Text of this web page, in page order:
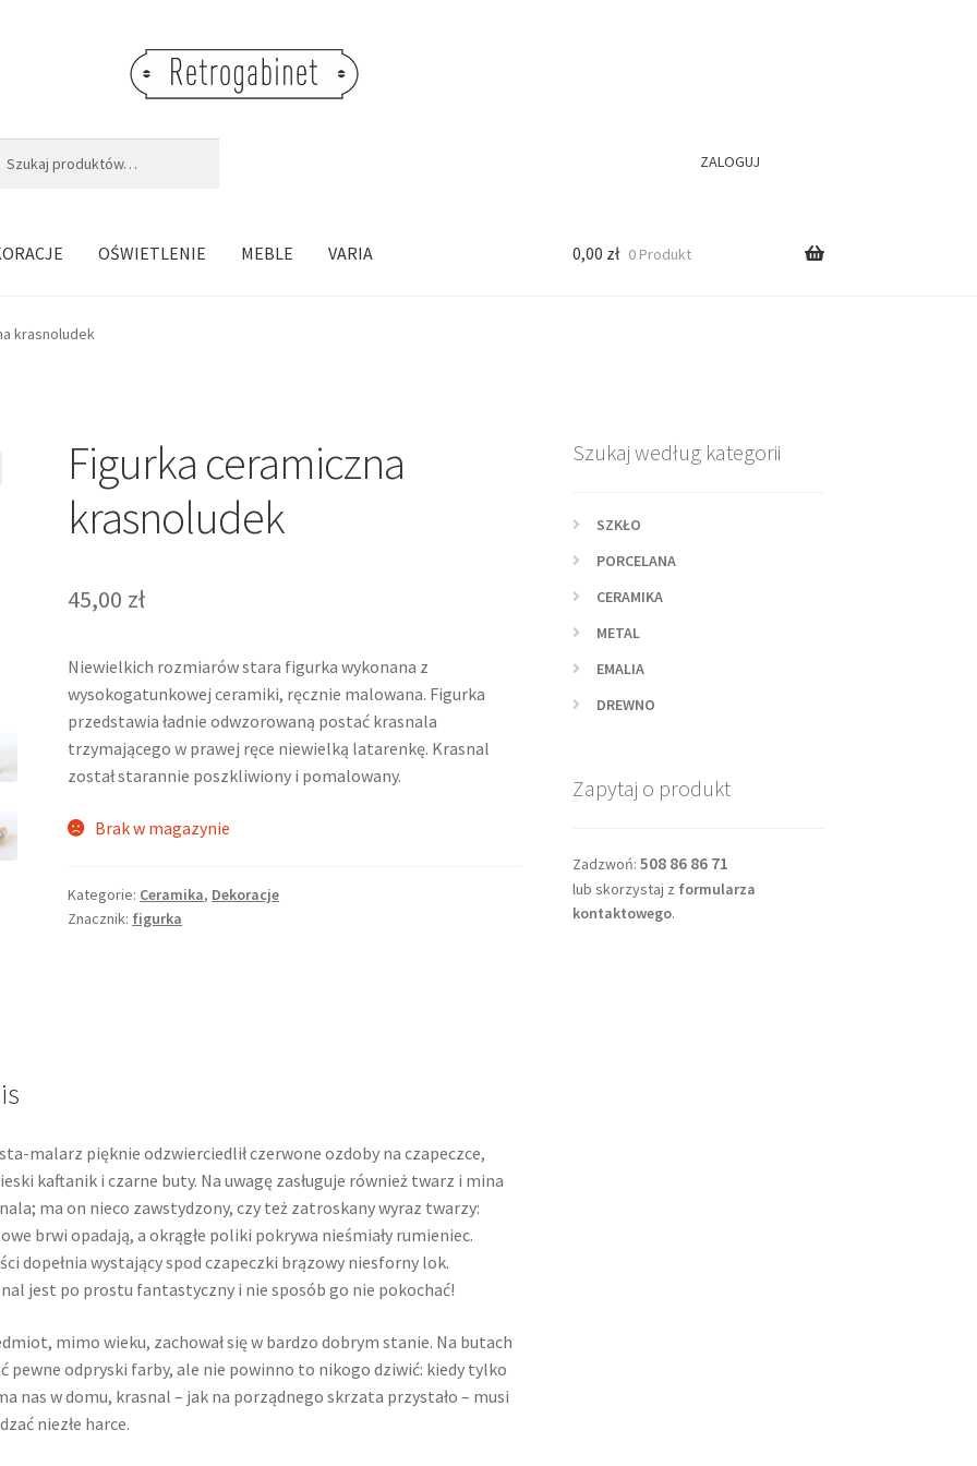
ZALOGUJ
OŚWIETLENIE MEBLE VARIA 0,00 zł 0 Produkt
krasnoludek
Figurka ceramiczna
krasnoludek
45,00 zł
Niewielkich rozmiarów stara figurka wykonana z
wysokogatunkowej ceramiki, ręcznie malowana. Figurka
przedstawia ładnie odwzorowaną postać krasnala
trzymającego w prawej ręce niewielką latarenkę. Krasnal
został starannie poszkliwiony i pomalowany.
Brak w magazynie
Kategorie: Ceramika, Dekoracje
Znacznik: figurka
malarz pięknie odzwierciedlił czerwone ozdoby na czapeczce,
kaftanik i czarne buty. Na uwagę zasługuje również twarz i mina
ma on nieco zawstydzony, czy też zatroskany wyraz twarzy:
brwi opadają, a okrągłe poliki pokrywa nieśmiały rumieniec.
dopełnia wystający spod czapeczki brązowy niesforny lok.
jest po prostu fantastyczny i nie sposób go nie pokochać!
mimo wieku, zachował się w bardzo dobrym stanie. Na butach
pewne odpryski farby, ale nie powinno to nikogo dziwić: kiedy tylko
nas w domu, krasnal – jak na porządnego skrzata przystało – musi
niezłe harce.
Szukaj według kategorii
SZKŁO
PORCELANA
CERAMIKA
METAL
EMALIA
DREWNO
Zapytaj o produkt
Zadzwoń: 508 86 86 71
lub skorzystaj z formularza
kontaktowego.